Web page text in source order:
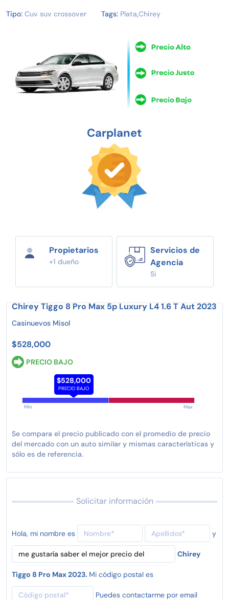
Tipo: Cuv suv crossover Tags: Plata,Chirey
Carplanet
Propietarios
+1 dueño
Servicios de
Agencia
Si
Chirey Tiggo 8 Pro Max 5p Luxury L4 1.6 T Aut 2023
Casinuevos Misol
$528,000
PRECIO BAJO
$528,000
PRECIO BAJO
Min Max
Se compara el precio publicado con el promedio de precio
del mercado con un auto similar y mismas características y
sólo es de referencia.
Solicitar información
Hola, mi nombre es y
Chirey
Tiggo 8 Pro Max 2023. Mi código postal es
Puedes contactarme por email